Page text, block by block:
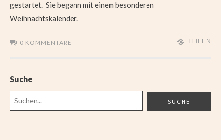
gestartet. Sie begann mit einem besonderen
Weihnachtskalender.
0 KOMMENTARE TEILEN
Suche